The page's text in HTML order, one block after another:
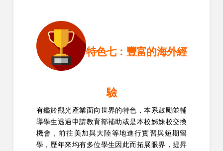
特色七：豐富的海外經
驗
有鑑於觀光產業面向世界的特色，本系鼓勵並輔
導學生透過申請教育部補助或是本校姊妹校交換
機會，前往美加與大陸等地進行實習與短期留
學，歷年來均有多位學生因此而拓展眼界，提昇